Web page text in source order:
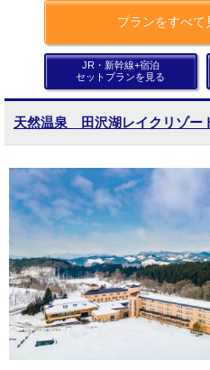
プランをすべて
JR・新幹線+宿泊
セットプランを見る
天然温泉 田沢湖レイクリゾー